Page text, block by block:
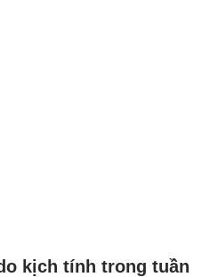
kịch tính trong tuần